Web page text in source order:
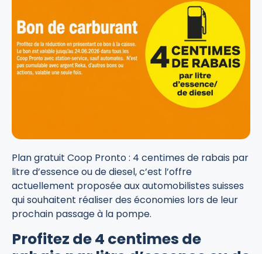
Plan gratuit Coop Pronto : 4 centimes de rabais par
litre d’essence ou de diesel, c’est l’offre
actuellement proposée aux automobilistes suisses
qui souhaitent réaliser des économies lors de leur
prochain passage à la pompe.
Profitez de 4 centimes de